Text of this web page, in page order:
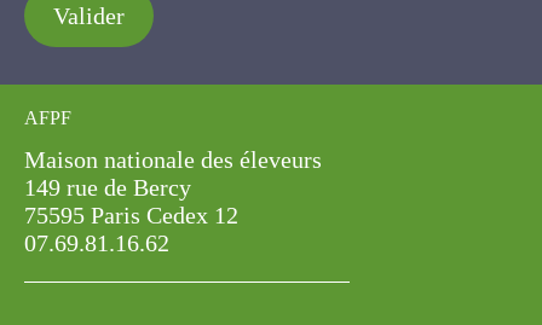
Valider
AFPF
Maison nationale des éleveurs
149 rue de Bercy
75595 Paris Cedex 12
07.69.81.16.62